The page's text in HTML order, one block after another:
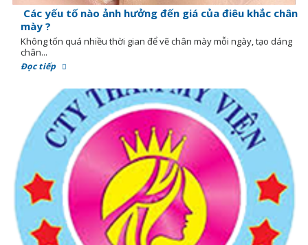
Các yếu tố nào ảnh hưởng đến giá của điêu khắc chân
mày ?
Không tốn quá nhiều thời gian để vẽ chân mày mỗi ngày, tạo dáng
chân...
Đọc tiếp